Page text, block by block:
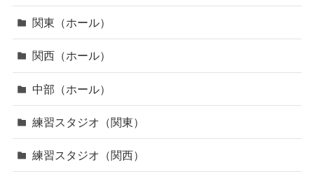
関東（ホール）
関西（ホール）
中部（ホール）
練習スタジオ（関東）
練習スタジオ（関西）